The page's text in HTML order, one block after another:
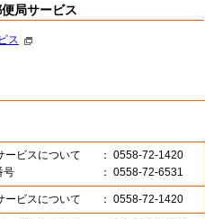
局サービス
ス
ービスについて
： 0558-72-1420
号
： 0558-72-6531
ービスについて ： 0558-72-1420